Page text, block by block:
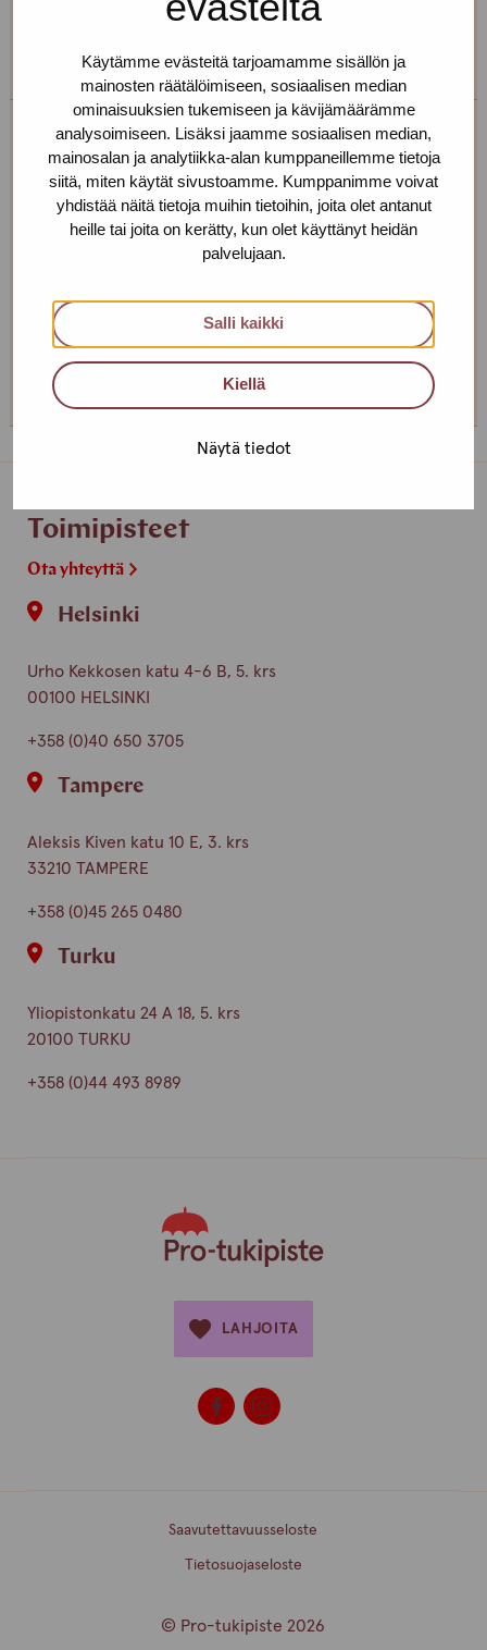
Käytämme evästeitä tarjoamamme sisällön ja
mainosten räätälöimiseen, sosiaalisen median
ominaisuuksien tukemiseen ja kävijämäärämme
analysoimiseen. Lisäksi jaamme sosiaalisen median,
mainosalan ja analytiikka-alan kumppaneillemme tietoja
siitä, miten käytät sivustoamme. Kumppanimme voivat
yhdistää näitä tietoja muihin tietoihin, joita olet antanut
heille tai joita on kerätty, kun olet käyttänyt heidän
palvelujaan.
Salli kaikki
Kiellä
Näytä tiedot
Voit myös soittaa suoraan ryhmään osallistuvalle
Erja Aalto
Toimipiste: Helsinki
Kehittämiskoordinaattori, sairaanhoitaja,
+358 40 725 0791
erja.aalto(at)protukipiste.fi
Henkilön
osaama
Henkilön
osaama
Toimipisteet
Ota yhteyttä
Helsinki
Urho Kekkosen katu 4-6 B, 5. krs
00100 HELSINKI
+358 (0)40 650 3705
Tampere
Aleksis Kiven katu 10 E, 3. krs
33210 TAMPERE
+358 (0)45 265 0480
Turku
Yliopistonkatu 24 A 18, 5. krs
20100 TURKU
+358 (0)44 493 8989
LAHJOITA
Saavutettavuusseloste
Tietosuojaseloste
© Pro-tukipiste 2026